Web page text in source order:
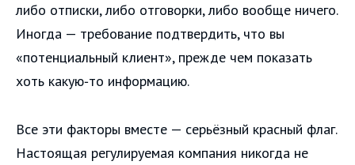
либо отписки, либо отговорки, либо вообще ничего.
Иногда — требование подтвердить, что вы
«потенциальный клиент», прежде чем показать
хоть какую‑то информацию.
Все эти факторы вместе — серьёзный красный флаг.
Настоящая регулируемая компания никогда не